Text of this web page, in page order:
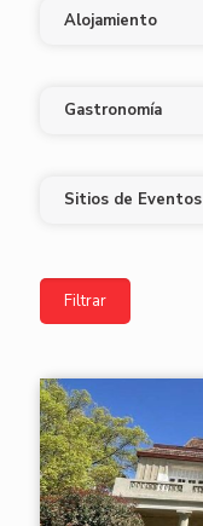
Alojamiento
Gastronomía
Sitios de Eventos